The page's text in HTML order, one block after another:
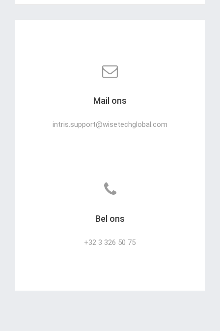
Mail ons
intris.support@wisetechglobal.com
Bel ons
+32 3 326 50 75